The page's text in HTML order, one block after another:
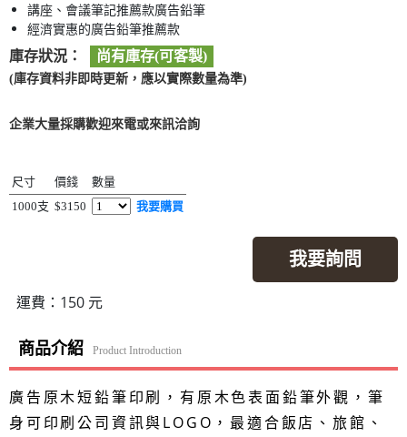
講座、會議筆記推薦款廣告鉛筆
經濟實惠的廣告鉛筆推薦款
庫存狀況： 尚有庫存(可客製)
(庫存資料非即時更新，應以實際數量為準)
企業大量採購歡迎來電或來訊洽詢
尺寸 價錢
數量
1000支 $3150 我要購買
我要詢問
運費：150 元
商品介紹 Product Introduction
廣告原木短鉛筆印刷，有原木色表面鉛筆外觀，筆
身可印刷公司資訊與LOGO，最適合飯店、旅館、